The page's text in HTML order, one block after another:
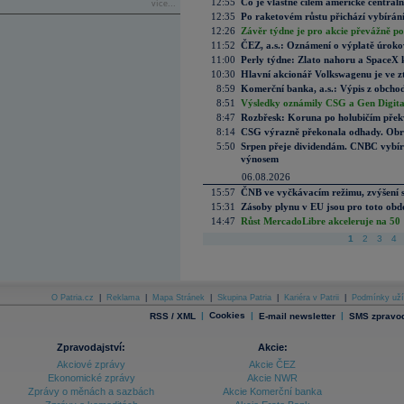
více...
12:35 Po raketovém růstu přichází
12:26
Závěr týdne je pro akcie převážně
11:52 ČEZ, a.s.: Oznámení o výplatě
11:00 Perly týdne: Zlato nahoru a SpaceX
10:30 Hlavní akcionář Volkswagenu je ve
8:59 Komerční banka, a.s.: Výpis z
8:51
Výsledky oznámily CSG a Gen
8:47 Rozbřesk: Koruna po holubičím
8:14 CSG výrazně překonala odhady.
5:50 Srpen přeje dividendám. CNBC
výnosem
06.08.2026
15:57 ČNB ve vyčkávacím režimu, zvýšení
15:31
Zásoby plynu v EU jsou pro toto
14:47 Růst MercadoLibre akceleruje na
1 2 3 4
O Patria.cz Reklama Mapa Stránek Skupina Patria Kariéra v Patrii Podmínky
RSS / XML | Cookies | E-mail newsletter | SMS
Zpravodajství:
Akciové zprávy
Ekonomické zprávy
Zprávy o měnách a sazbách
Akcie:
Akcie ČEZ
Akcie NWR
Akcie Komerční banka